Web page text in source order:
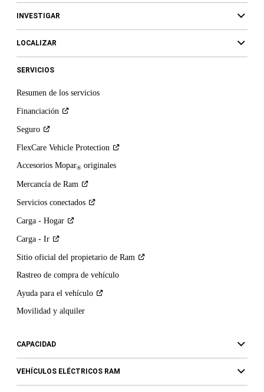
INVESTIGAR
LOCALIZAR
SERVICIOS
Resumen de los servicios
Financiación
Seguro
FlexCare Vehicle Protection
Accesorios Mopar® originales
Mercancía de Ram
Servicios conectados
Carga - Hogar
Carga - Ir
Sitio oficial del propietario de Ram
Rastreo de compra de vehículo
Ayuda para el vehículo
Movilidad y alquiler
CAPACIDAD
VEHÍCULOS ELÉCTRICOS RAM